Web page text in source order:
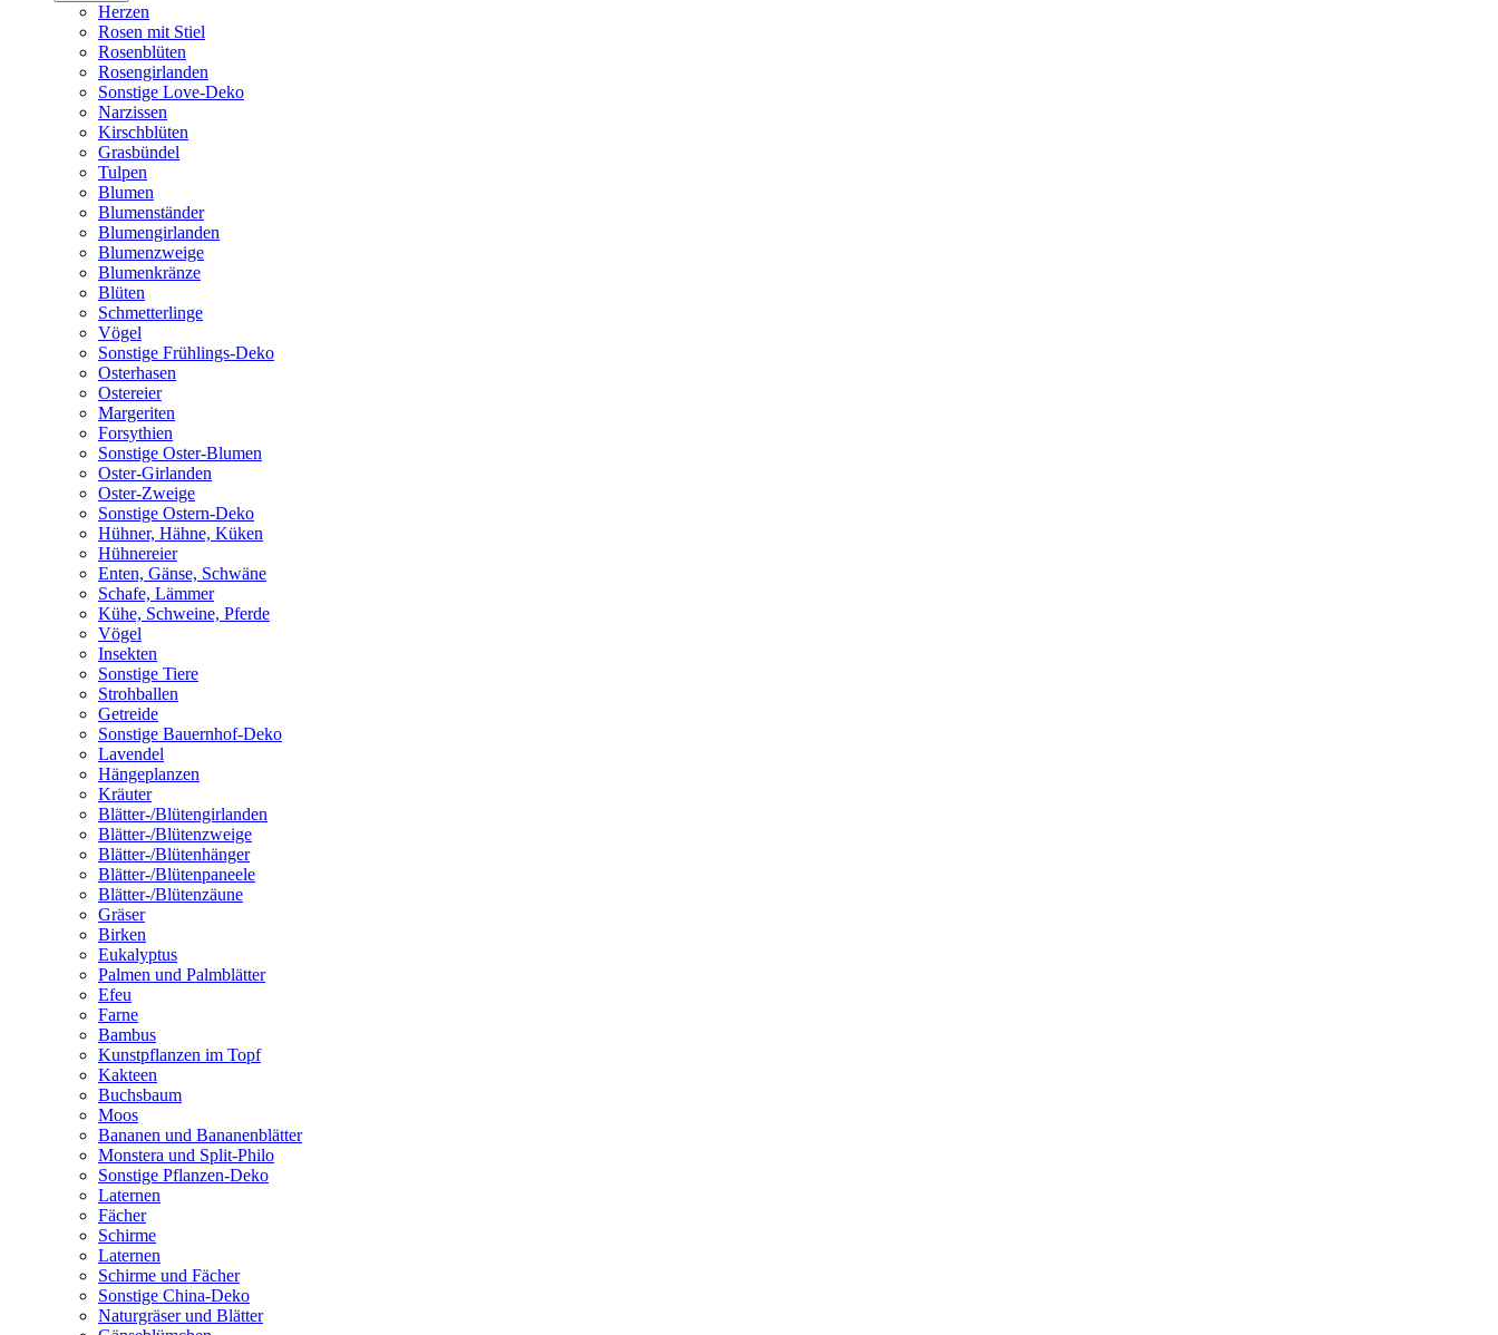
Herzen
Rosen mit Stiel
Rosenblüten
Rosengirlanden
Sonstige Love-Deko
Narzissen
Kirschblüten
Grasbündel
Tulpen
Blumen
Blumenständer
Blumengirlanden
Blumenzweige
Blumenkränze
Blüten
Schmetterlinge
Vögel
Sonstige Frühlings-Deko
Osterhasen
Ostereier
Margeriten
Forsythien
Sonstige Oster-Blumen
Oster-Girlanden
Oster-Zweige
Sonstige Ostern-Deko
Hühner, Hähne, Küken
Hühnereier
Enten, Gänse, Schwäne
Schafe, Lämmer
Kühe, Schweine, Pferde
Vögel
Insekten
Sonstige Tiere
Strohballen
Getreide
Sonstige Bauernhof-Deko
Lavendel
Hängeplanzen
Kräuter
Blätter-/Blütengirlanden
Blätter-/Blütenzweige
Blätter-/Blütenhänger
Blätter-/Blütenpaneele
Blätter-/Blütenzäune
Gräser
Birken
Eukalyptus
Palmen und Palmblätter
Efeu
Farne
Bambus
Kunstpflanzen im Topf
Kakteen
Buchsbaum
Moos
Bananen und Bananenblätter
Monstera und Split-Philo
Sonstige Pflanzen-Deko
Laternen
Fächer
Schirme
Laternen
Schirme und Fächer
Sonstige China-Deko
Naturgräser und Blätter